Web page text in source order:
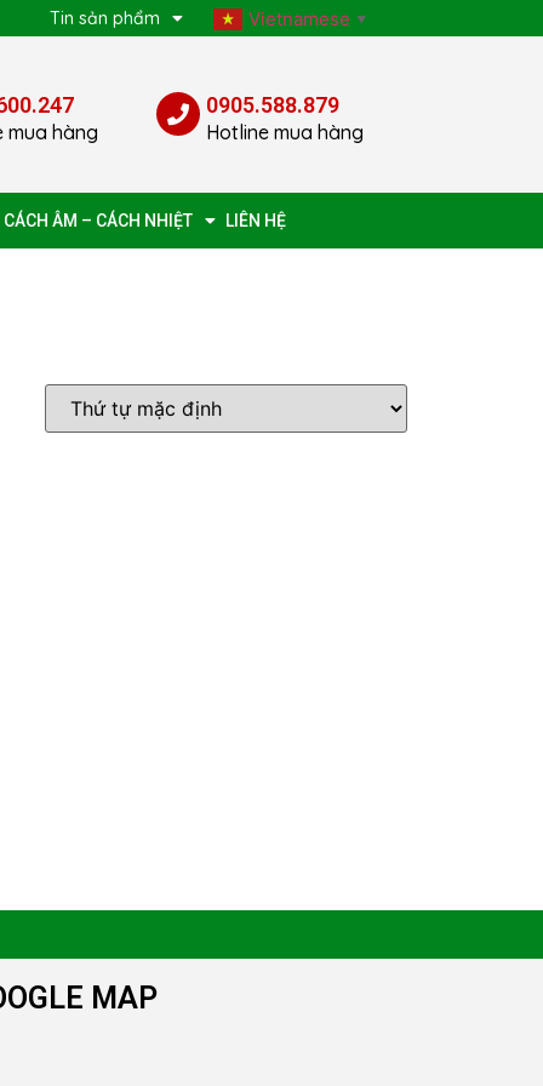
Tin sản phẩm Vietnamese ▼
mua hàng
0905.588.879
Hotline mua hàng
CÁCH ÂM – CÁCH NHIỆT LIÊN HỆ
MAP